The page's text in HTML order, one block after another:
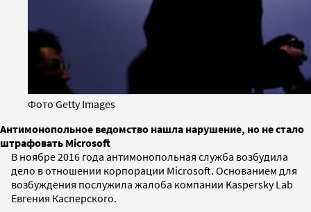
Фото Getty Images
Антимонопольное ведомство нашла нарушение, но не стало
штрафовать Microsoft
В ноябре 2016 года антимонопольная служба возбудила
дело в отношении корпорации Microsoft. Основанием для
возбуждения послужила жалоба компании Kaspersky Lab
Евгения Касперского.